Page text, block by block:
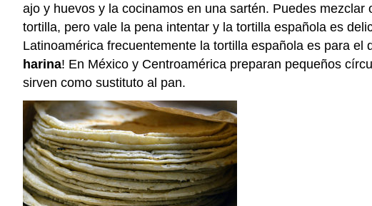
ajo y huevos y la cocinamos en una sartén. Puedes
tortilla, pero vale la pena intentar y la tortilla española es
Latinoamérica frecuentemente la tortilla española es para
harina! En México y Centroamérica preparan pequeños
sirven como sustituto al pan.